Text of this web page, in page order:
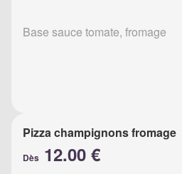
Base sauce tomate, fromage
Pizza champignons fromage
Dès 12.00 €